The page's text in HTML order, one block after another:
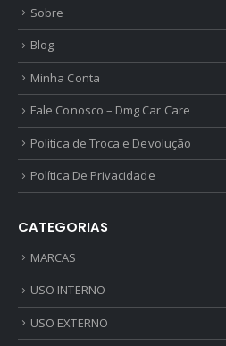
Sobre
Blog
Minha Conta
Fale Conosco – Dmg Car Care
Politica de Troca e Devolução
Política De Privacidade
CATEGORIAS
MARCAS
USO INTERNO
USO EXTERNO